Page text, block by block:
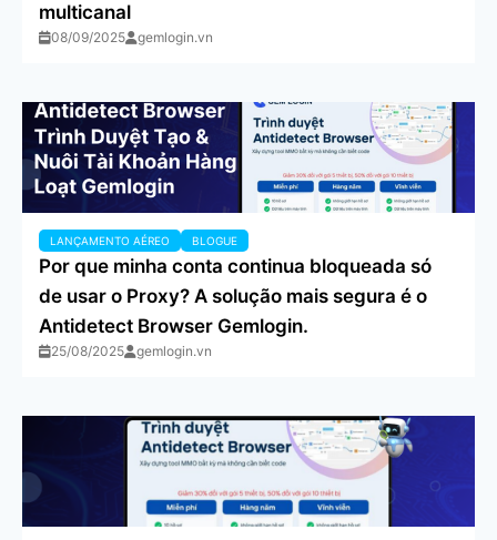
multicanal
08/09/2025 gemlogin.vn
LANÇAMENTO AÉREO BLOGUE
Por que minha conta continua bloqueada só
de usar o Proxy? A solução mais segura é o
Antidetect Browser Gemlogin.
25/08/2025 gemlogin.vn